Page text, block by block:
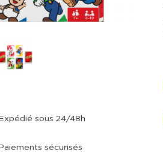
sous 24/48h
sécurisés